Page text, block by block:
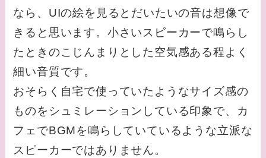
なら、UIの絵を見るとだいたいの音は想像で
きると思います。小さいスピーカーで鳴らし
たときのこじんまりとした空気感ある程よく
細い音質です。
おそらく自宅で使っていたようなサイズ感の
ものをシュミレーションしている印象で、カ
フェでBGMを鳴らしていているような立派な
スピーカーではありません。